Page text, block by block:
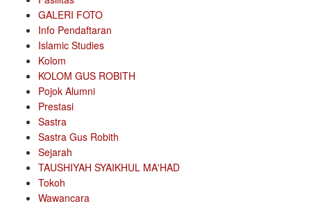
GALERI FOTO
Info Pendaftaran
Islamic Studies
Kolom
KOLOM GUS ROBITH
Pojok Alumni
Prestasi
Sastra
Sastra Gus Robith
Sejarah
TAUSHIYAH SYAIKHUL MA'HAD
Tokoh
Wawancara